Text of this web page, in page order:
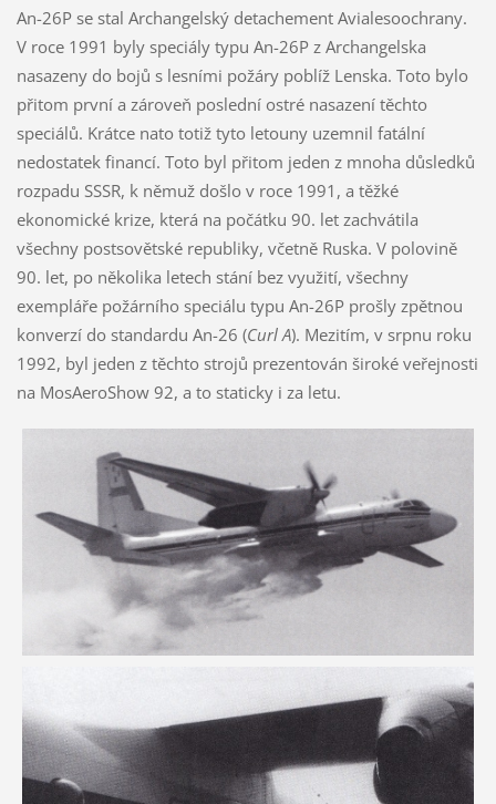
An-26P se stal Archangelský detachement Avialesoochrany.
V roce 1991 byly speciály typu An-26P z Archangelska
nasazeny do bojů s lesními požáry poblíž Lenska. Toto bylo
přitom první a zároveň poslední ostré nasazení těchto
speciálů. Krátce nato totiž tyto letouny uzemnil fatální
nedostatek financí. Toto byl přitom jeden z mnoha důsledků
rozpadu SSSR, k němuž došlo v roce 1991, a těžké
ekonomické krize, která na počátku 90. let zachvátila
všechny postsovětské republiky, včetně Ruska. V polovině
90. let, po několika letech stání bez využití, všechny
exempláře požárního speciálu typu An-26P prošly zpětnou
konverzí do standardu An-26 (Curl A). Mezitím, v srpnu roku
1992, byl jeden z těchto strojů prezentován široké veřejnosti
na MosAeroShow 92, a to staticky i za letu.